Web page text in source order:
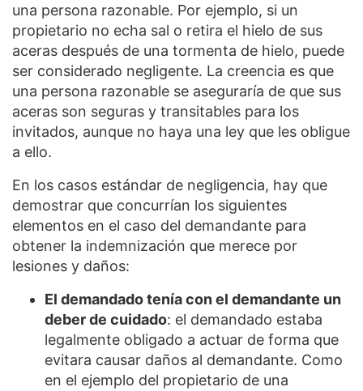
una persona razonable. Por ejemplo, si un
propietario no echa sal o retira el hielo de sus
aceras después de una tormenta de hielo, puede
ser considerado negligente. La creencia es que
una persona razonable se aseguraría de que sus
aceras son seguras y transitables para los
invitados, aunque no haya una ley que les obligue
a ello.
En los casos estándar de negligencia, hay que
demostrar que concurrían los siguientes
elementos en el caso del demandante para
obtener la indemnización que merece por
lesiones y daños:
El demandado tenía con el demandante un
deber de cuidado: el demandado estaba
legalmente obligado a actuar de forma que
evitara causar daños al demandante. Como
en el ejemplo del propietario de una